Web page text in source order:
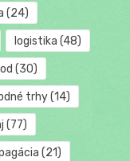
(24)
logistika (48)
(30)
trhy(14)
(77)
(21)